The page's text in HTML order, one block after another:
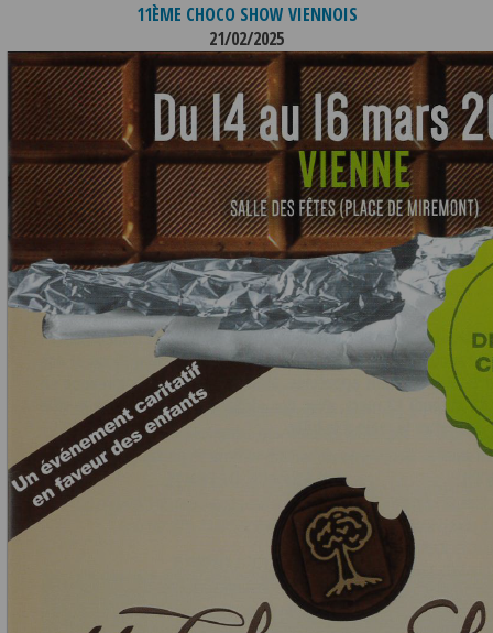
11ÈME CHOCO SHOW VIENNOIS
21/02/2025